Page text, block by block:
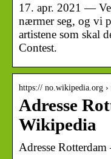
17. apr. 2021 —
nærmer seg, og vi
artistene som skal
Contest.
https:// no.wikipedia.org ›
Adresse
Wikipedia
Adresse